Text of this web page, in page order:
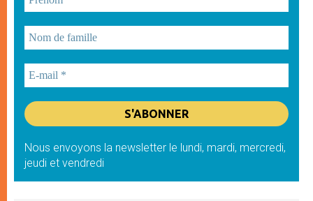
Nous envoyons la newsletter le lundi, mardi, mercredi,
jeudi et vendredi